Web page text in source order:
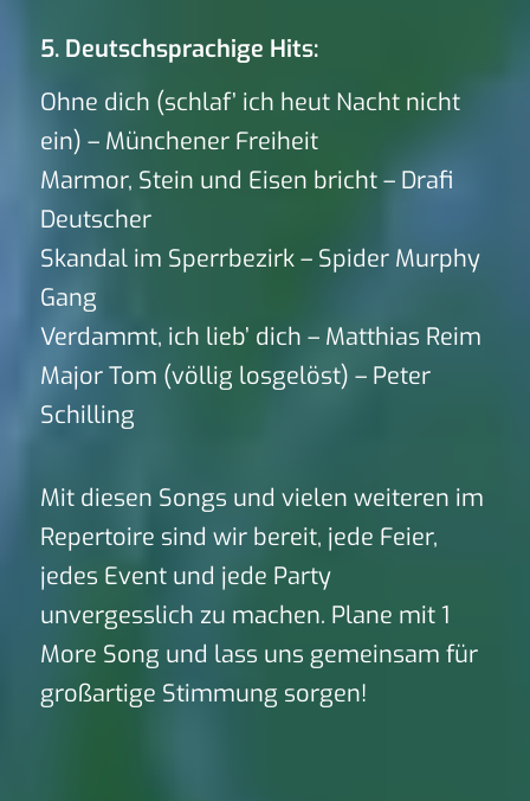
5. Deutschsprachige Hits:
Ohne dich (schlaf’ ich heut Nacht nicht
ein) – Münchener Freiheit
Marmor, Stein und Eisen bricht – Drafi
Deutscher
Skandal im Sperrbezirk – Spider Murphy
Gang
Verdammt, ich lieb’ dich – Matthias Reim
Major Tom (völlig losgelöst) – Peter
Schilling
Mit diesen Songs und vielen weiteren im
Repertoire sind wir bereit, jede Feier,
jedes Event und jede Party
unvergesslich zu machen. Plane mit 1
More Song und lass uns gemeinsam für
großartige Stimmung sorgen!